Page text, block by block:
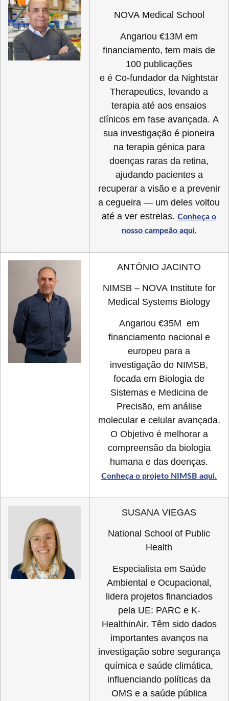
NOVA Medical School
Angariou €13M em
financiamento, tem mais de
100 publicações
e é Co-fundador da Nightstar
Therapeutics, levando a
terapia até aos ensaios
clínicos em fase avançada. A
sua investigação é pioneira
na terapia génica para
doenças raras da retina,
ajudando pacientes a
recuperar a visão e a prevenir
a cegueira — um deles voltou
até a ver estrelas. Conheça o
nosso campeão aqui.
ANTÓNIO JACINTO
NIMSB – NOVA Institute for
Medical Systems Biology
Angariou €35M em
financiamento nacional e
europeu para a
investigação do NIMSB,
focada em Biologia de
Sistemas e Medicina de
Precisão, em análise
molecular e celular avançada.
O Objetivo é melhorar a
compreensão da biologia
humana e das doenças.
Conheça o projeto NIMSB aqui.
SUSANA VIEGAS
National School of Public
Health
Especialista em Saúde
Ambiental e Ocupacional,
lidera projetos financiados
pela UE: PARC e K-
HealthinAir. Têm sido dados
importantes avanços na
investigação sobre segurança
química e saúde climática,
influenciando políticas da
OMS e a saúde pública